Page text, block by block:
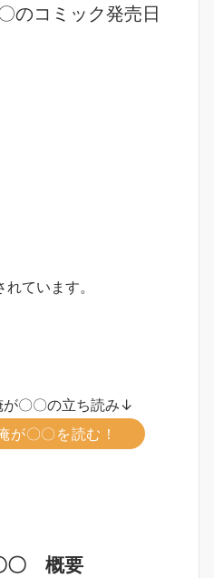
のコミック発売日
ています。
〇〇の立ち読み↓
が〇〇を読む！
〇 概要